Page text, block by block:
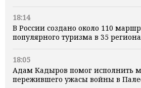
18:14
В России создано около 110
популярного туризма в 35
18:05
Адам Кадыров помог исполнить
пережившего ужасы войны в